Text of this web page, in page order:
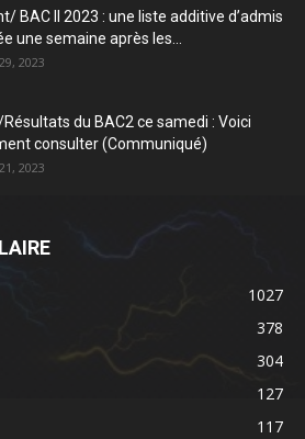
BAC II 2023 : une liste additive d’admis
une semaine après les...
2023
du BAC2 ce samedi : Voici
consulter (Communiqué)
2023
1027
378
304
127
117